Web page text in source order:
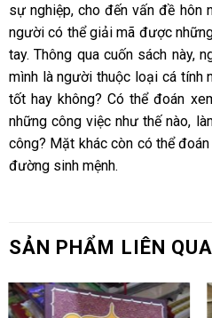
sự nghiệp, cho đến vấn đề hôn
người có thể giải mã được
tay. Thông qua cuốn sách này,
mình là người thuộc loại cá tính
tốt hay không? Có thể đoán
những công việc như thế nào,
công? Mặt khác còn có thể
đường sinh mệnh.
SẢN PHẨM LIÊN